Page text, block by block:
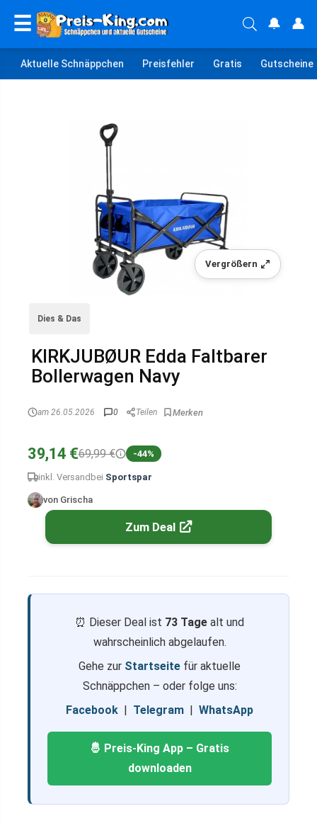
☰ 🔔 👤
Aktuelle Schnäppchen Preisfehler Gratis Gutscheine
Vergrößern
Dies & Das
KIRKJUBØUR Edda Faltbarer
Bollerwagen Navy
am 26.05.2026 0 Teilen
39,14 €69,99 € -44%
inkl. Versand bei Sportspar
von Grischa
Zum Deal
⏰ Dieser Deal ist 73 Tage alt und
wahrscheinlich abgelaufen.
Gehe zur Startseite für aktuelle
Schnäppchen – oder folge uns:
Facebook | Telegram | WhatsApp
🤴 Preis-King App – Gratis
downloaden